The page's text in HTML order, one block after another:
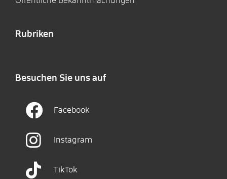
Rubriken
Besuchen Sie uns auf
Facebook
Instagram
TikTok